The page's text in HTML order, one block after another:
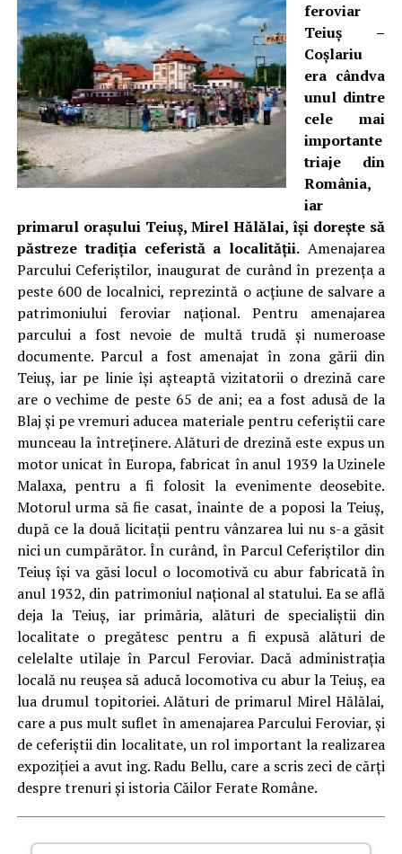
feroviar
Teiuş –
Coşlariu
era cândva
unul dintre
cele mai
importante
triaje din
România,
iar
primarul oraşului Teiuş, Mirel Hălălai, îşi doreşte să
păstreze tradiţia ceferistă a localităţii. Amenajarea
Parcului Ceferiştilor, inaugurat de curând în prezenţa a
peste 600 de localnici, reprezintă o acţiune de salvare a
patrimoniului feroviar naţional. Pentru amenajarea
parcului a fost nevoie de multă trudă şi numeroase
documente. Parcul a fost amenajat în zona gării din
Teiuş, iar pe linie îşi aşteaptă vizitatorii o drezină care
are o vechime de peste 65 de ani; ea a fost adusă de la
Blaj şi pe vremuri aducea materiale pentru ceferiştii care
munceau la întreţinere. Alături de drezină este expus un
motor unicat în Europa, fabricat în anul 1939 la Uzinele
Malaxa, pentru a fi folosit la evenimente deosebite.
Motorul urma să fie casat, înainte de a poposi la Teiuş,
după ce la două licitaţii pentru vânzarea lui nu s-a găsit
nici un cumpărător. În curând, în Parcul Ceferiştilor din
Teiuş îşi va găsi locul o locomotivă cu abur fabricată în
anul 1932, din patrimoniul naţional al statului. Ea se află
deja la Teiuş, iar primăria, alături de specialiştii din
localitate o pregătesc pentru a fi expusă alături de
celelalte utilaje în Parcul Feroviar. Dacă administraţia
locală nu reuşea să aducă locomotiva cu abur la Teiuş, ea
lua drumul topitoriei. Alături de primarul Mirel Hălălai,
care a pus mult suflet în amenajarea Parcului Feroviar, şi
de ceferiştii din localitate, un rol important la realizarea
expoziţiei a avut ing. Radu Bellu, care a scris zeci de cărţi
despre trenuri şi istoria Căilor Ferate Române.